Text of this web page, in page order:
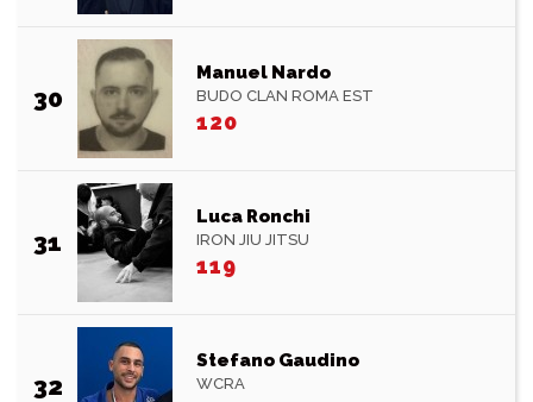
30
Manuel Nardo
BUDO CLAN ROMA EST
120
31
Luca Ronchi
IRON JIU JITSU
119
32
Stefano Gaudino
WCRA